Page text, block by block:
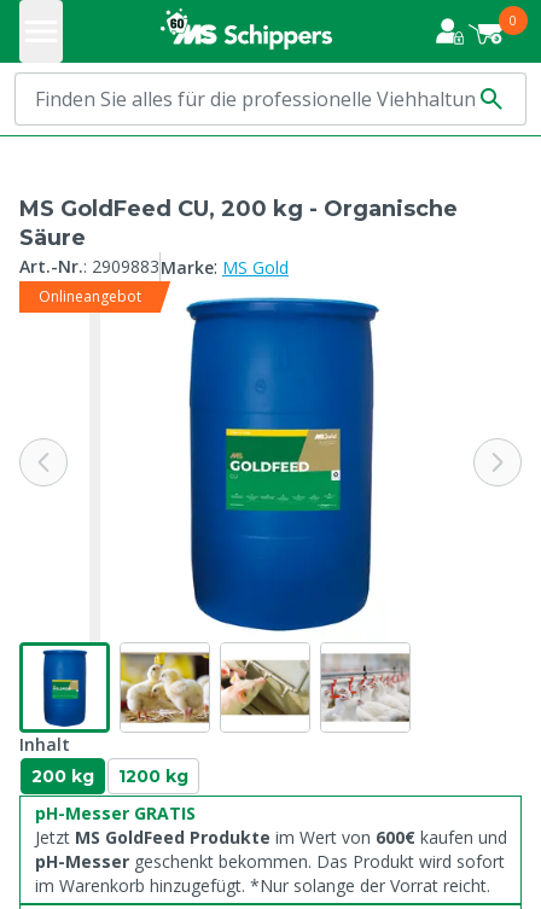
0
MS GoldFeed CU, 200 kg - Organische
Säure
Art.-Nr.: 2909883Marke: MS Gold
Onlineangebot
Inhalt
200 kg 1200 kg
pH-Messer GRATIS
Jetzt MS GoldFeed Produkte im Wert von 600€ kaufen und
pH-Messer geschenkt bekommen. Das Produkt wird sofort
im Warenkorb hinzugefügt. *Nur solange der Vorrat reicht.